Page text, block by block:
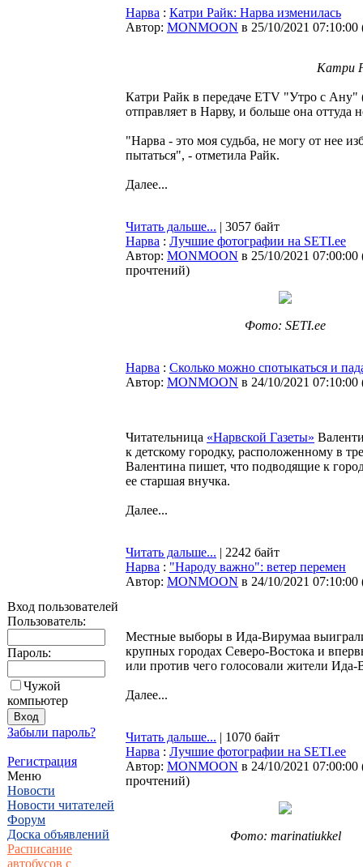
Вход пользователей
Пользователь:
Пароль:
Чужой
компьютер
Забыли пароль?
Регистрация
Меню
Новости
Новости читателей
Форум
Доска объявлений
Расписание
автобусов с
Нарва : Катри Райк: Нарва изменилась
Автор: MONMOON в 25/10/2021 07:10:00
Катри
Катри Райк в передаче ETV "Утро с Ану"
отправляет в Нарву, и больше она оттуда
"Нарва - это моя судьба, не могу от нее
пытаться", - отметила Райк.
Далее...
Читать дальше... | 3057 байт
Нарва : Лучшие фотографии на SETI.ee
Автор: MONMOON в 25/10/2021 07:00:00
прочтений)
Фото: SETI.ee
Нарва : Сколько можно спотыкаться и
Автор: MONMOON в 24/10/2021 07:10:00
Читательница «Нарвской Газеты»
к детскому городку, расположенному в
Валентина пишет, что подводящие к
ее старшая внучка.
Далее...
Читать дальше... | 2242 байт
Нарва : "Народу важно": ветер перемен
Автор: MONMOON в 24/10/2021 07:10:00
Местные выборы в Ида-Вирумаа
крупных городах Северо-Востока и
или против чего голосовали жители Ида-
Далее...
Читать дальше... | 1070 байт
Нарва : Лучшие фотографии на SETI.ee
Автор: MONMOON в 24/10/2021 07:00:00
прочтений)
Фото: marinatiukkel